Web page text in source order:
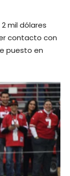
mil dólares
contacto con
puesto en